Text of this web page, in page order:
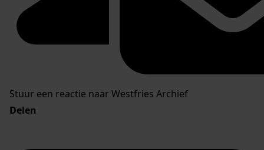
Stuur een reactie naar Westfries Archief
Delen